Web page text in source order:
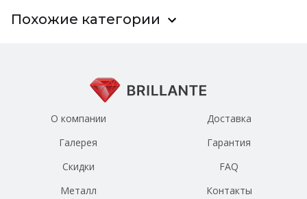
Похожие категории
О компании
Галерея
Скидки
Металл
Доставка
Гарантия
FAQ
Контакты